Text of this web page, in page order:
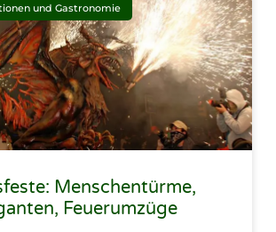
und Gastronomie
Menschentürme,
Feuerumzüge